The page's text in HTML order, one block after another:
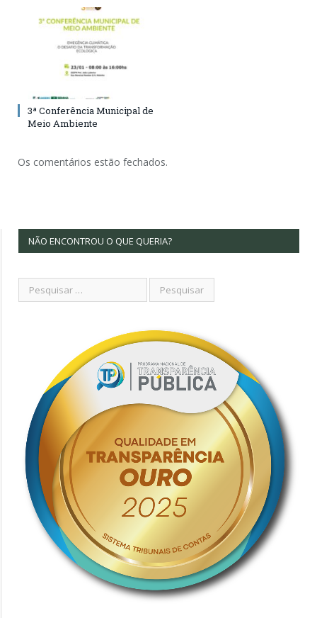
3ª Conferência Municipal de
Meio Ambiente
Os comentários estão fechados.
NÃO ENCONTROU O QUE QUERIA?